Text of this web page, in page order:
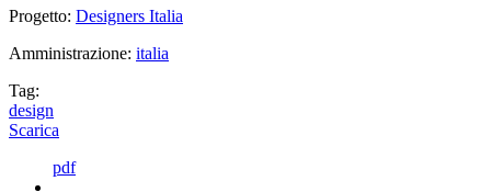
Progetto: Designers Italia
Amministrazione: italia
Tag:
design
Scarica
pdf